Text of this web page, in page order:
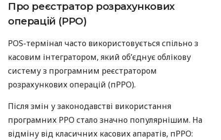
Про реєстратор розрахункових
операцій (РРО)
POS-термінал часто використовується спільно з
касовим інтегратором, який об’єднує облікову
систему з програмним реєстратором
розрахункових операцій (пРРО).
Після змін у законодавстві використання
програмних РРО стало значно популярнішим. На
відміну від класичних касових апаратів, пРРО: